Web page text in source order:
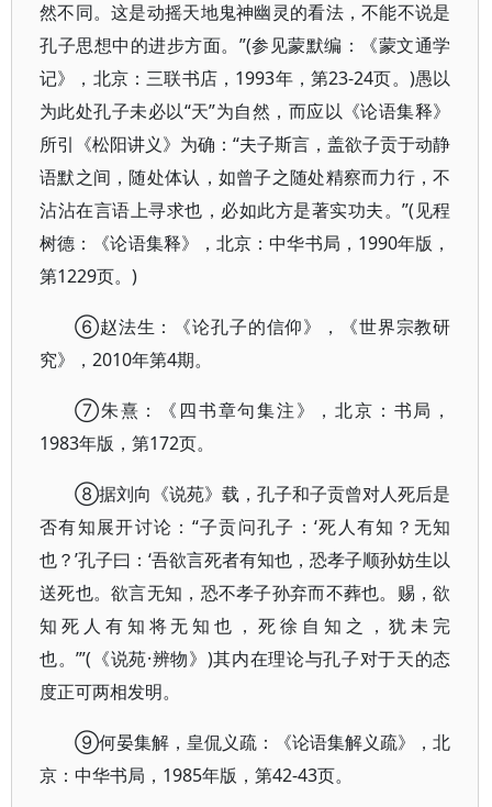
然不同。这是动摇天地鬼神幽灵的看法，不能不说是
孔子思想中的进步方面。”(参见蒙默编：《蒙文通学
记》，北京：三联书店，1993年，第23-24页。)愚以
为此处孔子未必以“天”为自然，而应以《论语集释》
所引《松阳讲义》为确：“夫子斯言，盖欲子贡于动静
语默之间，随处体认，如曾子之随处精察而力行，不
沾沾在言语上寻求也，必如此方是著实功夫。”(见程
树德：《论语集释》，北京：中华书局，1990年版，
第1229页。)
⑥赵法生：《论孔子的信仰》，《世界宗教研
究》，2010年第4期。
⑦朱熹：《四书章句集注》，北京：书局，
1983年版，第172页。
⑧据刘向《说苑》载，孔子和子贡曾对人死后是
否有知展开讨论：“子贡问孔子：‘死人有知？无知
也？’孔子曰：‘吾欲言死者有知也，恐孝子顺孙妨生以
送死也。欲言无知，恐不孝子孙弃而不葬也。赐，欲
知死人有知将无知也，死徐自知之，犹未完
也。’”(《说苑·辨物》)其内在理论与孔子对于天的态
度正可两相发明。
⑨何晏集解，皇侃义疏：《论语集解义疏》，北
京：中华书局，1985年版，第42-43页。